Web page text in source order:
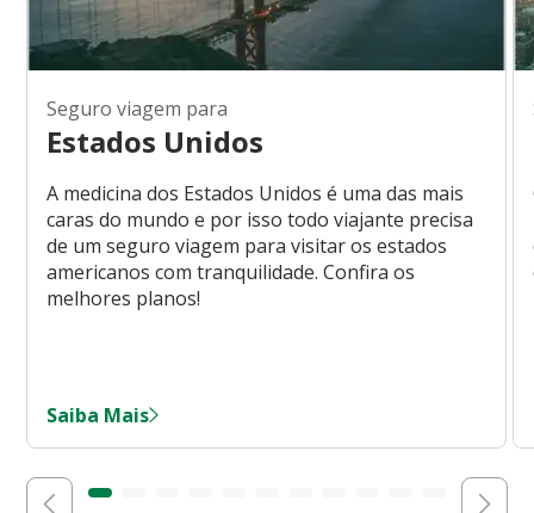
Seguro viagem para
Estados Unidos
A medicina dos Estados Unidos é uma das mais
caras do mundo e por isso todo viajante precisa
de um seguro viagem para visitar os estados
americanos com tranquilidade. Confira os
melhores planos!
Saiba Mais